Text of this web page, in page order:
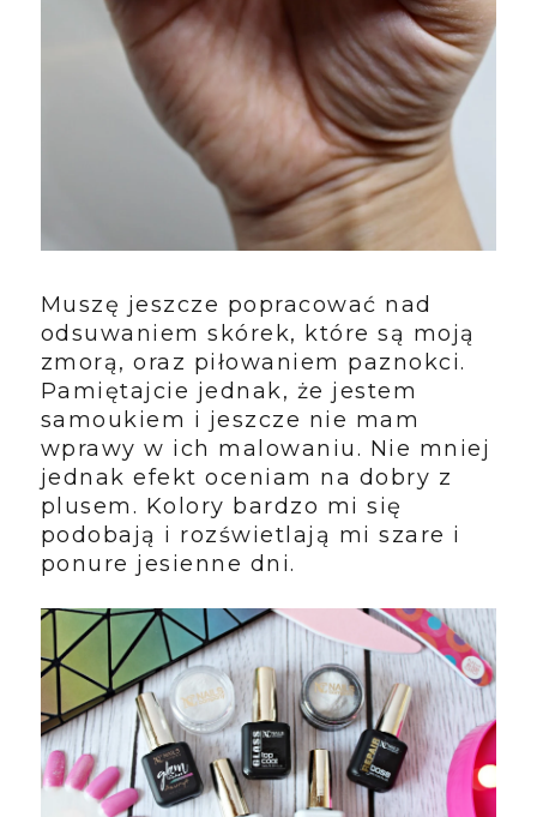
Muszę jeszcze popracować nad
odsuwaniem skórek, które są moją
zmorą, oraz piłowaniem paznokci.
Pamiętajcie jednak, że jestem
samoukiem i jeszcze nie mam
wprawy w ich malowaniu. Nie mniej
jednak efekt oceniam na dobry z
plusem. Kolory bardzo mi się
podobają i rozświetlają mi szare i
ponure jesienne dni.